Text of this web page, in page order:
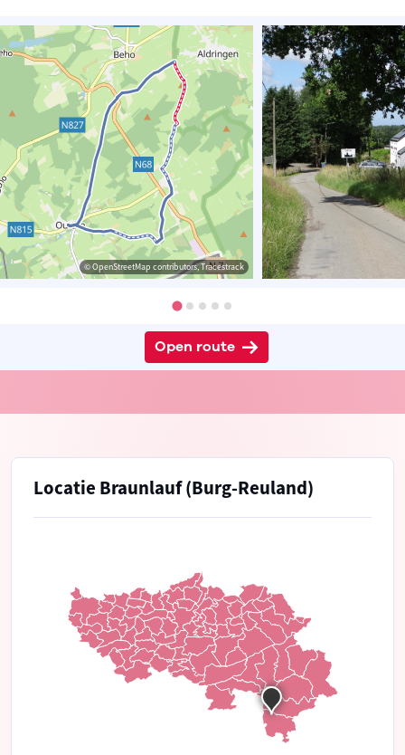
© OpenStreetMap contributors, Tracestrack
Open route
Locatie Braunlauf (Burg-Reuland)